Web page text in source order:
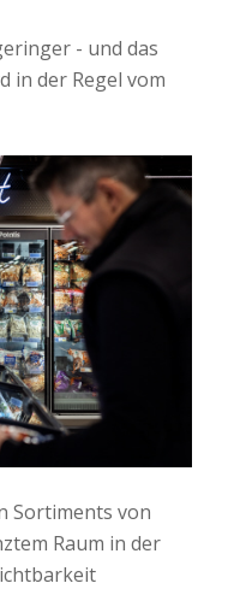
- und das
in der Regel vom
Sortiments von
Raum in der